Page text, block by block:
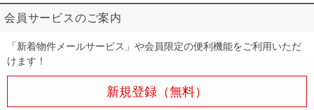
会員サービスのご案内
「新着物件メールサービス」や会員限定の便利機能をご利用いただ
けます！
新規登録（無料）